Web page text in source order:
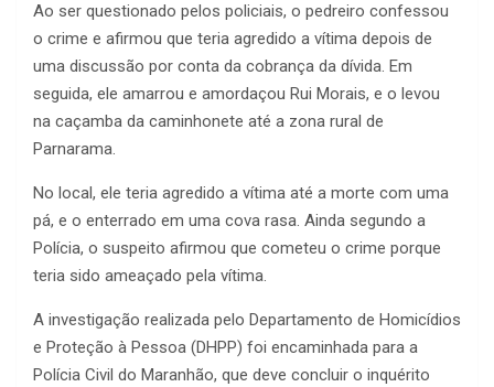
Ao ser questionado pelos policiais, o pedreiro confessou
o crime e afirmou que teria agredido a vítima depois de
uma discussão por conta da cobrança da dívida. Em
seguida, ele amarrou e amordaçou Rui Morais, e o levou
na caçamba da caminhonete até a zona rural de
Parnarama.
No local, ele teria agredido a vítima até a morte com uma
pá, e o enterrado em uma cova rasa. Ainda segundo a
Polícia, o suspeito afirmou que cometeu o crime porque
teria sido ameaçado pela vítima.
A investigação realizada pelo Departamento de Homicídios
e Proteção à Pessoa (DHPP) foi encaminhada para a
Polícia Civil do Maranhão, que deve concluir o inquérito